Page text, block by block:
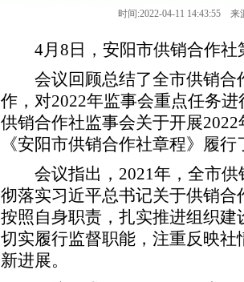
时间:2022-04-11 14:43:55
4月8日，安阳市供销合作社
会议回顾总结了全市供销合
作，对2022年监事会重点任务
供销合作社监事会关于开展
《安阳市供销合作社章程》履
会议指出，2021年，全市供
彻落实习近平总书记关于供销
按照自身职责，扎实推进组织
切实履行监督职能，注重反映
新进展。